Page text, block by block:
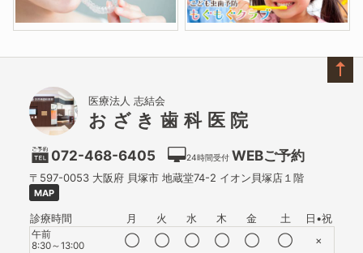
医療法人 志結会
おざき歯科医院
072-468-6405 24時間受付 WEBご予約
〒597-0053 大阪府 貝塚市 地蔵堂74-2 イオン貝塚店１階
MAP
診療時間 月 火 水 木 金 土 日•祝
午前
8:30～13:00
◯ ◯ ◯ ◯ ◯ ◯ ×